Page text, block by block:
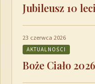
Jubileusz 10
23 czerwca 2026
AKTUALNOŚCI
Boże Ciało 2026